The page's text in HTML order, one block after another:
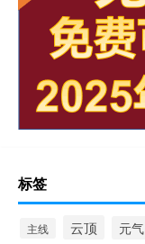
标签
主线 云顶 元气